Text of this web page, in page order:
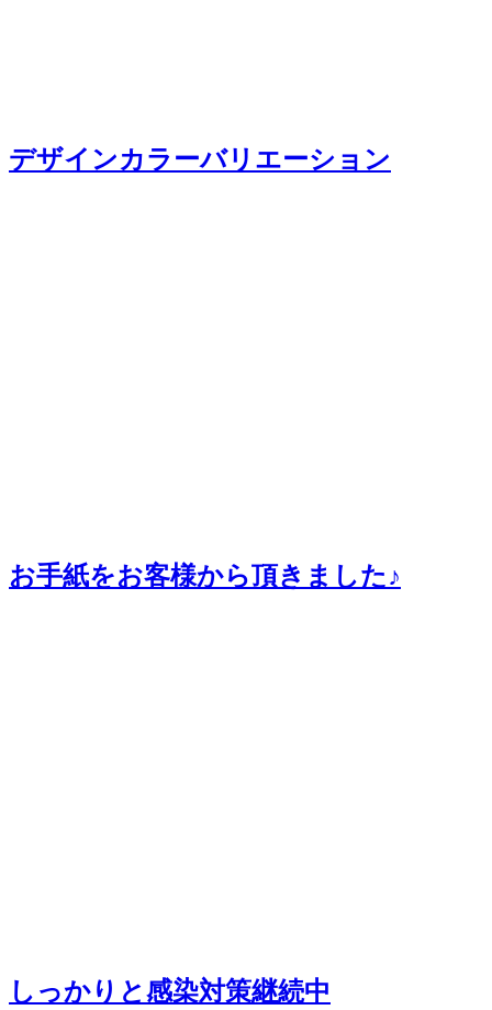
デザインカラーバリエーション
お手紙をお客様から頂きました♪
しっかりと感染対策継続中